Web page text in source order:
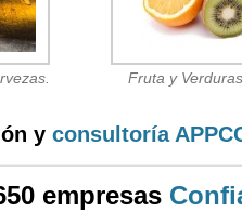
Fruta y
y consultoría
empresas